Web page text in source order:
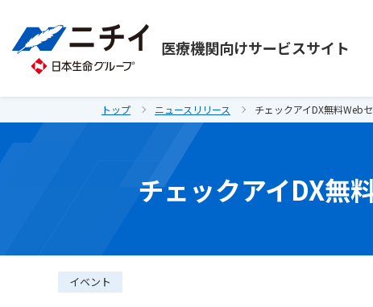
医療機関向けサービスサイト
トップ ニュースリリース チェックアイDX無料
チェックアイDX
イベント